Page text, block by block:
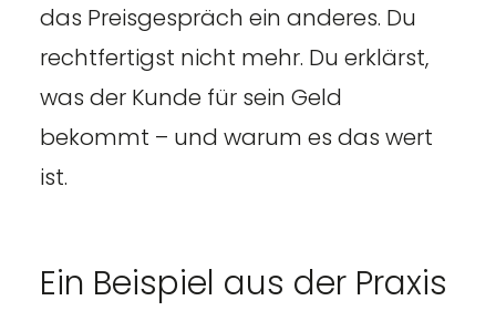
das Preisgespräch ein anderes. Du
rechtfertigst nicht mehr. Du erklärst,
was der Kunde für sein Geld
bekommt – und warum es das wert
ist.
Ein Beispiel aus der Praxis